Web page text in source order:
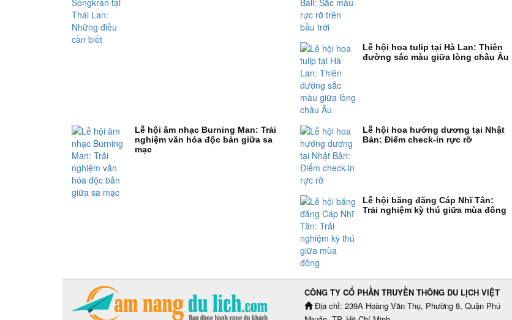
Lễ hội hoa tulip tại Hà Lan: Thiên
đường sắc màu giữa lòng châu Âu
Lễ hội âm nhạc Burning Man: Trải
nghiệm văn hóa độc bản giữa sa
mạc
Lễ hội hoa hướng dương tại Nhật
Bản: Điểm check-in rực rỡ
Lễ hội băng đăng Cáp Nhĩ Tân:
Trải nghiệm kỳ thú giữa mùa đông
CÔNG TY CỔ PHẦN TRUYỀN THÔNG DU LỊCH VIỆT
Địa chỉ: 239A Hoàng Văn Thụ, Phường 8, Quận Phú